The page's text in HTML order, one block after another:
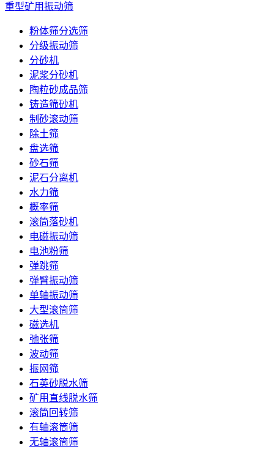
重型矿用振动筛
粉体筛分选筛
分级振动筛
分砂机
泥浆分砂机
陶粒砂成品筛
铸造筛砂机
制砂滚动筛
除土筛
盘选筛
砂石筛
泥石分离机
水力筛
概率筛
滚筒落砂机
电磁振动筛
电池粉筛
弹跳筛
弹臂振动筛
单轴振动筛
大型滚筒筛
磁选机
弛张筛
波动筛
振网筛
石英砂脱水筛
矿用直线脱水筛
滚筒回转筛
有轴滚筒筛
无轴滚筒筛